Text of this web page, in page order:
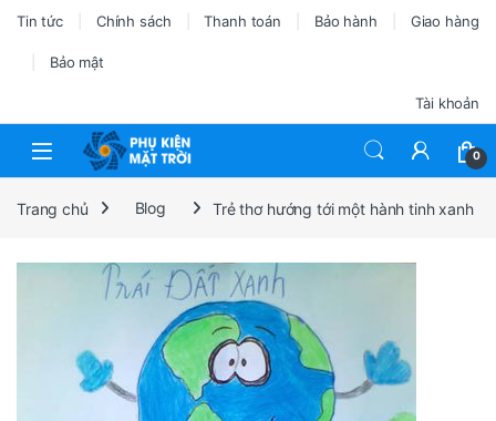
Tin tức Chính sách Thanh toán Bảo hành Giao hàng
Bảo mật
Tài khoản
0
Trang chủ Blog Trẻ thơ hướng tới một hành tinh xanh